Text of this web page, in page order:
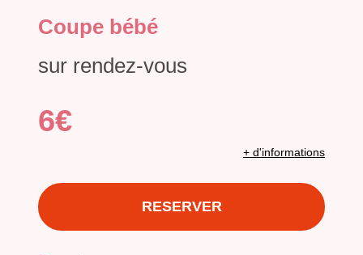
Coupe bébé
sur rendez-vous
6€
+ d'informations
RESERVER